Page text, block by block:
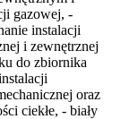
gazowej, -
instalacji
i zewnętrznej
do zbiornika
oraz
ciekłe, - biały